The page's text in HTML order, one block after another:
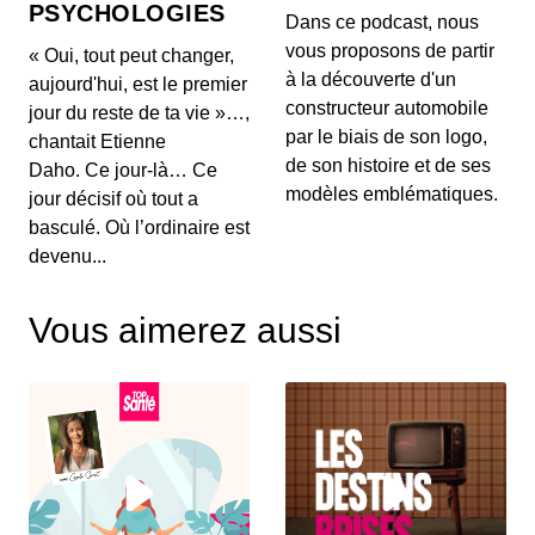
00:03:04 - IL Y A 1 MOIS
Aujourd'hui, on ne va pas parler de génération de
texte ou de simples résumés de réunions, mais d...
Intelligence artificielle : la presse
française réclame 80 millions d’euros à
Brave
00:03:14 - IL Y A 1 MOIS
Aujourd'hui, nous décortiquons ce qui s'annonce
europ...
trois leçons majeures à retenir de cet
00:03:11 - IL Y A 1 MOIS
Comment l'intelligence artificielle
devient un confident pour les jeunes
00:03:16 - IL Y A 1 MOIS
Aujourd'hui, on met de côté les puces et les
serveurs pour parler de sentiments. L'intelligence
PSYCHOLOGIES
« Oui, tout peut changer,
aujourd'hui, est le premier
jour du reste de ta vie »…,
chantait Etienne
Daho. Ce jour-là… Ce
jour décisif où tout a
basculé. Où l’ordinaire est
devenu...
Dans ce podcast, nous
vous proposons de partir
à la découverte d'un
constructeur automobile
par le biais de son logo,
de son histoire et de ses
modèles emblématiques.
Vous aimerez aussi